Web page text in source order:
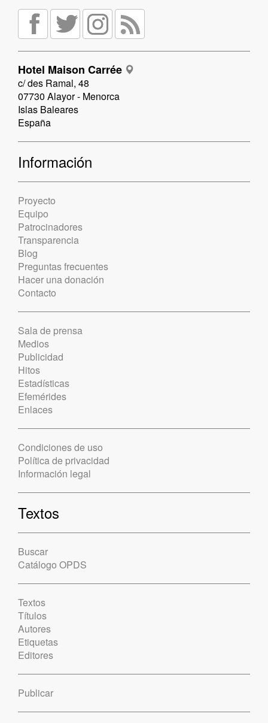
Hotel Maison Carrée
c/ des Ramal, 48
07730 Alayor - Menorca
Islas Baleares
España
Información
Proyecto
Equipo
Patrocinadores
Transparencia
Blog
Preguntas frecuentes
Hacer una donación
Contacto
Sala de prensa
Medios
Publicidad
Hitos
Estadísticas
Efemérides
Enlaces
Condiciones de uso
Política de privacidad
Información legal
Textos
Buscar
Catálogo OPDS
Textos
Títulos
Autores
Etiquetas
Editores
Publicar